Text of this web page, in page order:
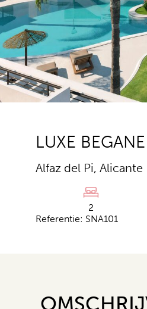
LUXE
Alfaz del Pi, Alicante
2
Referentie: SNA101